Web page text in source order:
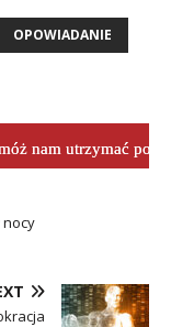
OPOWIADANIE
nam utrzymać
nocy